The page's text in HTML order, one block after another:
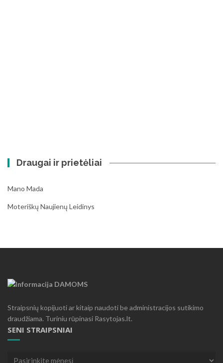
Draugai ir prietėliai
Mano Mada
Moteriškų Naujienų Leidinys
Straipsnių kopijuoti ar kitaip naudoti be administracijos sutikimo
draudžiama. Turiniu rūpinasi Rasytojas.lt.
SENI STRAIPSNIAI
Seni